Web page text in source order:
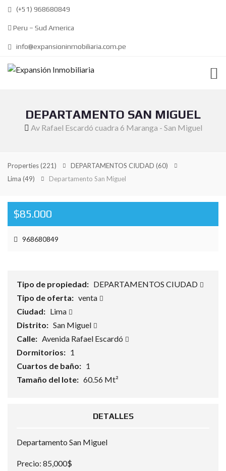
(+51) 968680849
Peru – Sud America
info@expansioninmobiliaria.com.pe
DEPARTAMENTO SAN MIGUEL
Av Rafael Escardó cuadra 6 Maranga - San Miguel
Properties(221) DEPARTAMENTOS CIUDAD (60)
Lima (49) Departamento San Miguel
$85.000
968680849
Tipo de propiedad: DEPARTAMENTOS CIUDAD
Tipo de oferta: venta
Ciudad: Lima
Distrito: San Miguel
Calle: Avenida Rafael Escardó
Dormitorios: 1
Cuartos de baño: 1
Tamaño del lote: 60.56 Mt²
DETALLES
Departamento San Miguel
Precio: 85,000$